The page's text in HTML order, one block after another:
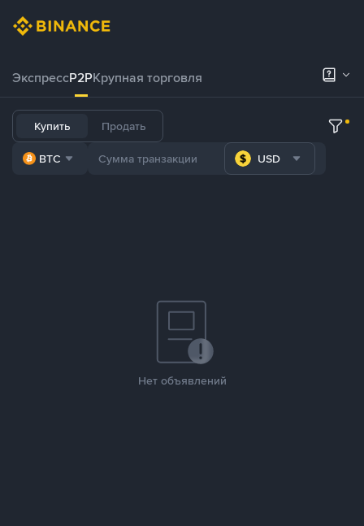
ЭкспрессP2PКрупная торговля
Купить Продать
BTC USD
Нет объявлений